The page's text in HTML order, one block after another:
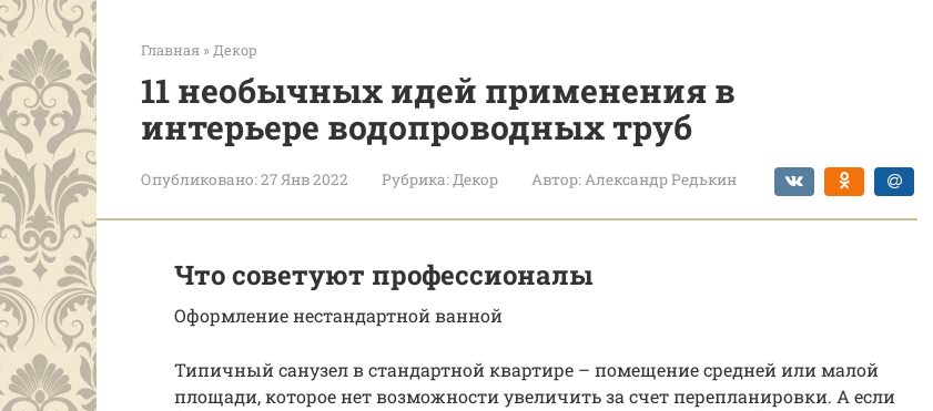
Главная » Декор
11 необычных идей применения в
интерьере водопроводных труб
Опубликовано:27 Янв 2022 Рубрика:Декор Автор:Александр Редькин
Что советуют профессионалы
Оформление нестандартной ванной
Типичный санузел в стандартной квартире – помещение средней или малой
площади, которое нет возможности увеличить за счет перепланировки. А если